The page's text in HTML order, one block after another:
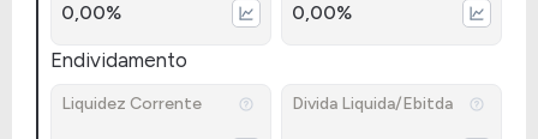
0,00% 0,00%
Endividamento
Liquidez Corrente Divida Liquida/Ebitda